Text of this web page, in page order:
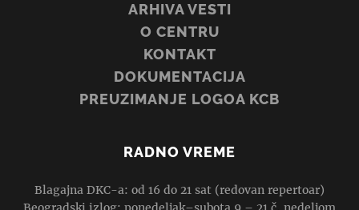
ARHIVA VESTI
O CENTRU
KONTAKT
DOKUMENTACIJA
PREUZIMANJE LOGOA KCB
RADNO VREME
Blagajna DKC-a: od 16 do 21 sat (redovan repertoar)